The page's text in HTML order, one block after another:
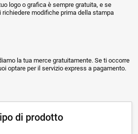
logo o grafica è sempre gratuita, e se
modifiche prima della stampa
la tua merce gratuitamente. Se ti occorre
optare per il servizio express a pagamento.
di prodotto